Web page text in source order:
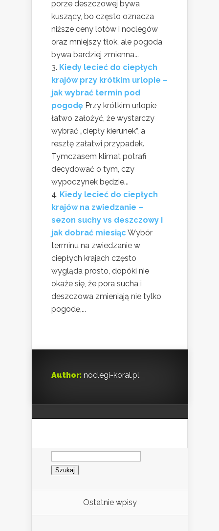
porze deszczowej bywa
kuszący, bo często oznacza
niższe ceny lotów i noclegów
oraz mniejszy tłok, ale pogoda
bywa bardziej zmienna...
Kiedy lecieć do ciepłych
krajów przy krótkim urlopie –
jak wybrać termin pod
pogodę Przy krótkim urlopie
łatwo założyć, że wystarczy
wybrać „ciepły kierunek”, a
resztę załatwi przypadek.
Tymczasem klimat potrafi
decydować o tym, czy
wypoczynek będzie...
Kiedy lecieć do ciepłych
krajów na zwiedzanie –
sezon suchy vs deszczowy i
jak dobrać miesiąc Wybór
terminu na zwiedzanie w
ciepłych krajach często
wygląda prosto, dopóki nie
okaże się, że pora sucha i
deszczowa zmieniają nie tylko
pogodę,...
Author: noclegi-koral.pl
Szukaj:
Ostatnie wpisy